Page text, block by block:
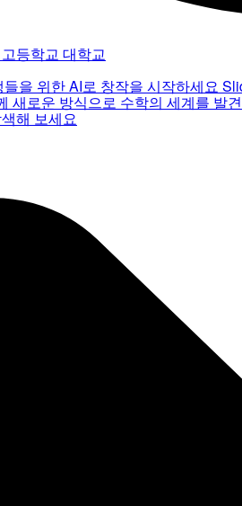
고등학교 대학교
을 위한 AI로 창작을 시작하세요
새로운 방식으로 수학의 세계를 발
해 보세요